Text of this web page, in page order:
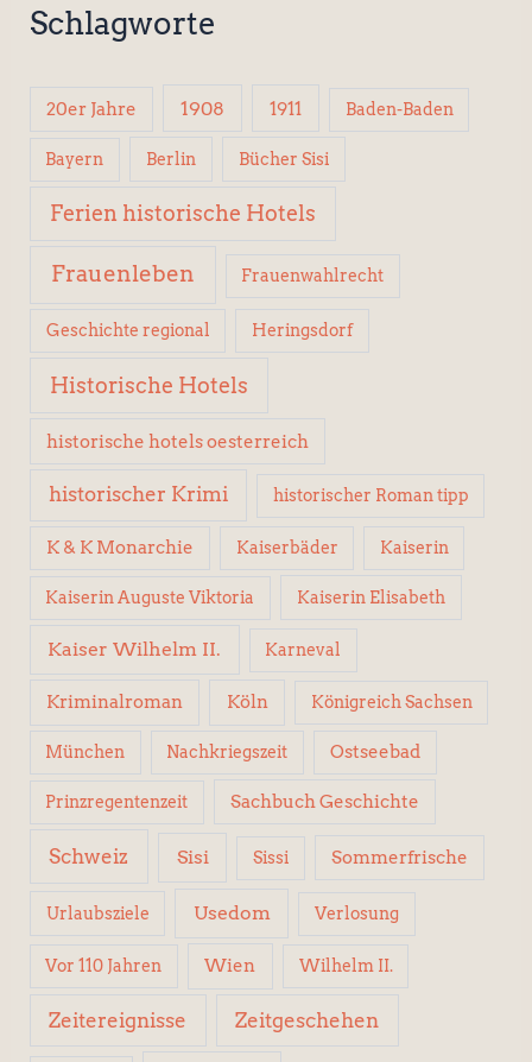
Schlagworte
20er Jahre 1908 1911 Baden-Baden
Bayern Berlin Bücher Sisi
Ferien historische Hotels
Frauenleben Frauenwahlrecht
Geschichte regional Heringsdorf
Historische Hotels
historische hotels oesterreich
historischer Krimi historischer Roman tipp
K & K Monarchie Kaiserbäder Kaiserin
Kaiserin Auguste Viktoria Kaiserin Elisabeth
Kaiser Wilhelm II. Karneval
Kriminalroman Köln Königreich Sachsen
München Nachkriegszeit Ostseebad
Prinzregentenzeit Sachbuch Geschichte
Schweiz Sisi Sissi Sommerfrische
Urlaubsziele Usedom Verlosung
Vor 110 Jahren Wien Wilhelm II.
Zeitereignisse Zeitgeschehen